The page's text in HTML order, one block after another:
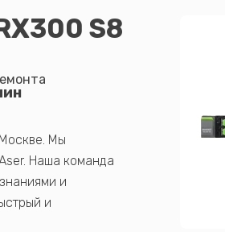
S8
Мы
Наша команда
и
и
а также